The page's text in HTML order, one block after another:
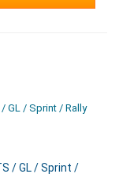
/ GL / Sprint /